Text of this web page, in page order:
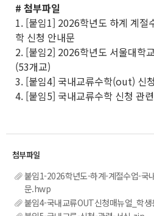
# 첨부파일
1. [붙임1] 2026학년도 하계 계절
학 신청 안내문
2. [붙임2] 2026학년도 서울대학
(53개교)
3. [붙임4] 국내교류수학(out) 신
4. [붙임5] 국내교류수학 신청 관
붙임1-2026학년도-하계-계절수업-국
문.hwp
붙임4-국내교류OUT신청매뉴얼_학